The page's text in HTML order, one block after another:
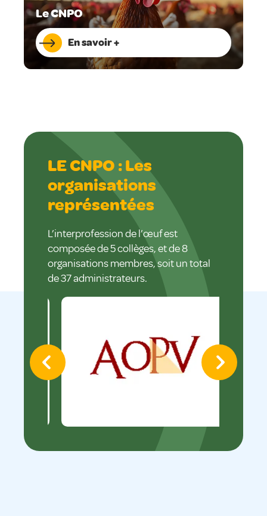
Le CNPO
En savoir +
LE CNPO : Les
organisations
représentées
L’interprofession de l’œuf est
composée de 5 collèges, et de 8
organisations membres, soit un total
de 37 administrateurs.